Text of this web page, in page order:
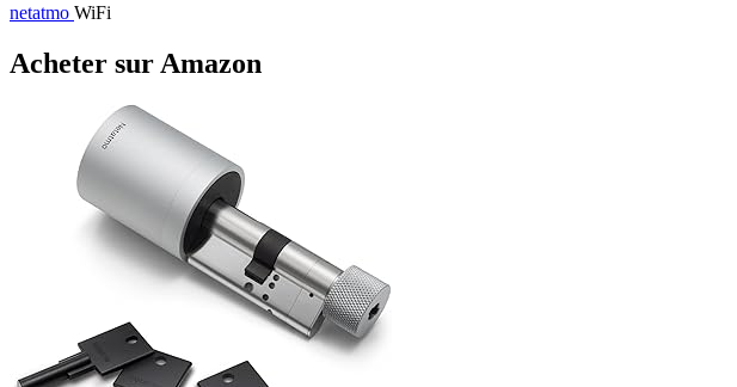
netatmo WiFi
Acheter sur Amazon